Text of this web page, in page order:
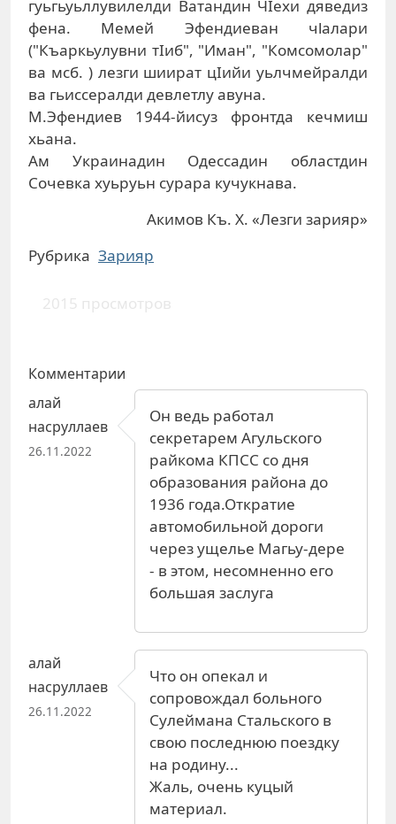
гуьгьуьллувилелди Ватандин ЧIехи дяведиз
фена. Мемей Эфендиеван чlалари
("Къаркьулувни тIиб", "Иман", "Комсомолар"
ва мсб. ) лезги шиират цIийи уьлчмейралди
ва гьиссералди девлетлу авуна.
М.Эфендиев 1944-йисуз фронтда кечмиш
хьана.
Ам Украинадин Одессадин областдин
Сочевка хуьруьн сурара кучукнава.
Акимов Къ. Х. «Лезги зарияр»
Рубрика Зарияр
2015 просмотров
Комментарии
алай
насруллаев
26.11.2022
Он ведь работал
секретарем Агульского
райкома КПСС со дня
образования района до
1936 года.Откратие
автомобильной дороги
через ущелье Магьу-дере
- в этом, несомненно его
большая заслуга
алай
насруллаев
26.11.2022
Что он опекал и
сопровождал больного
Сулеймана Стальского в
свою последнюю поездку
на родину...
Жаль, очень куцый
материал.